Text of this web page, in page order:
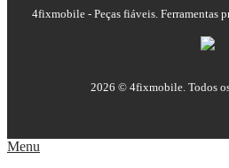
4fixmobile - Peças fiáveis. Ferramentas
2026 © 4fixmobile. Todos
Menu